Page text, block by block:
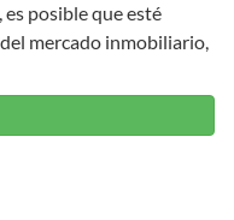
es posible que esté
mercado inmobiliario,